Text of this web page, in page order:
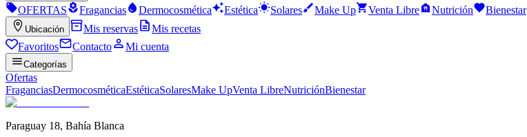
OFERTAS Fragancias Dermocosmética Estética Solares Make Up Venta Libre Nutrición Bienestar
Ubicación Mis reservas
Mis recetas
Favoritos
Contacto Mi cuenta
Categorías
Ofertas
FraganciasDermocosméticaEstéticaSolaresMake UpVenta LibreNutriciónBienestar
Paraguay 18, Bahía Blanca